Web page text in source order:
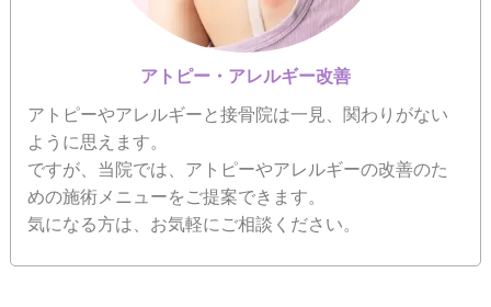
アトピー・アレルギー改善
アトピーやアレルギーと接骨院は一見、関わりがない
ように思えます。
ですが、当院では、アトピーやアレルギーの改善のた
めの施術メニューをご提案できます。
気になる方は、お気軽にご相談ください。